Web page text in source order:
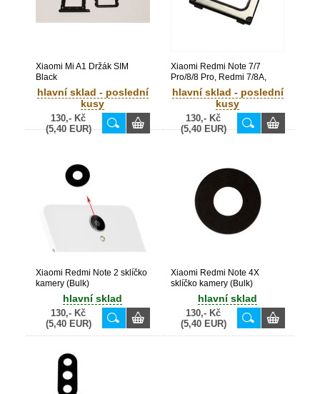
Xiaomi Mi A1 Držák SIM
Black
hlavní sklad - poslední
kusy
130,- Kč
(5,40 EUR)
Xiaomi Redmi Note 7/7
Pro/8/8 Pro, Redmi 7/8A,
OnePlus 6/6T originální
sluchátko (Bulk)
hlavní sklad - poslední
kusy
130,- Kč
(5,40 EUR)
Xiaomi Redmi Note 2 sklíčko
kamery (Bulk)
hlavní sklad
130,- Kč
(5,40 EUR)
Xiaomi Redmi Note 4X
sklíčko kamery (Bulk)
hlavní sklad
130,- Kč
(5,40 EUR)